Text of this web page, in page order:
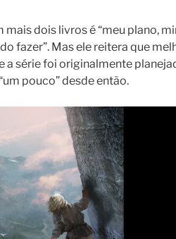
dois livros é “meu plano,
fazer”. Mas ele reitera que
a série foi originalmente
pouco” desde então.